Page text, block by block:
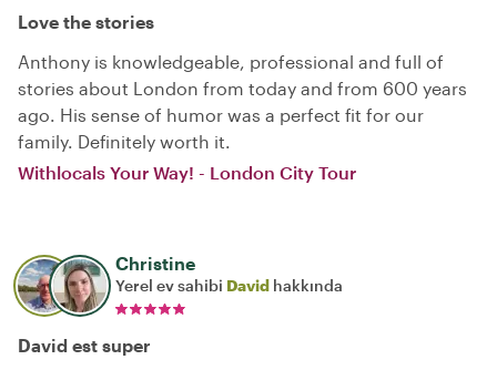
Love the stories
Anthony is knowledgeable, professional and full of
stories about London from today and from 600 years
ago. His sense of humor was a perfect fit for our
family. Definitely worth it.
Withlocals Your Way! - London City Tour
Christine
Yerel ev sahibi David hakkında
David est super